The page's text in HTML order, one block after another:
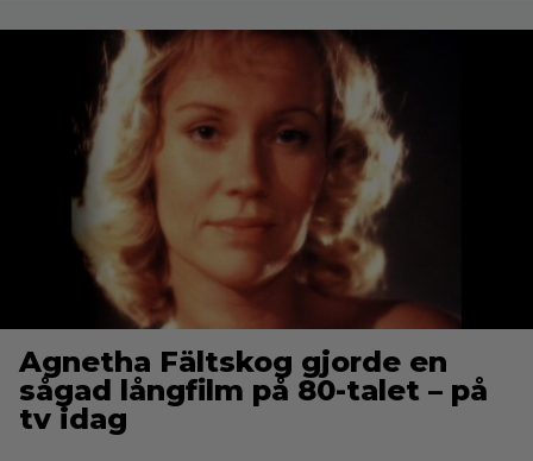
Agnetha Fältskog gjorde en
sågad långfilm på 80-talet – på
tv idag